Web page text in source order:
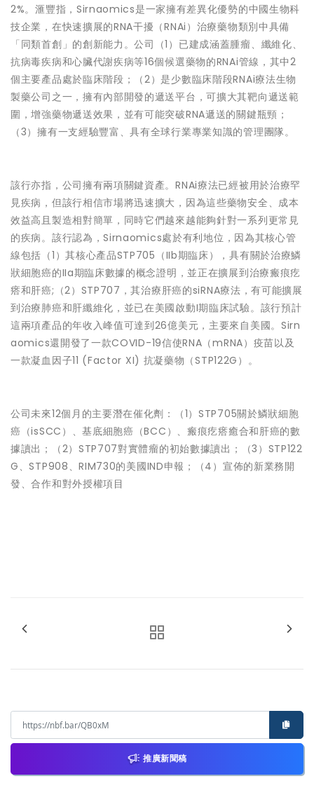
2%。滙豐指，Sirnaomics是一家擁有差異化優勢的中國生物科
技企業，在快速擴展的RNA干擾（RNAi）治療藥物類別中具備
「同類首創」的創新能力。公司（1）已建成涵蓋腫瘤、纖維化、
抗病毒疾病和心臟代謝疾病等16個候選藥物的RNAi管線，其中2
個主要產品處於臨床階段；（2）是少數臨床階段RNAi療法生物
製藥公司之一，擁有內部開發的遞送平台，可擴大其靶向遞送範
圍，增強藥物遞送效果，並有可能突破RNA遞送的關鍵瓶頸；
（3）擁有一支經驗豐富、具有全球行業專業知識的管理團隊。
該行亦指，公司擁有兩項關鍵資產。RNAi療法已經被用於治療罕
見疾病，但該行相信市場將迅速擴大，因為這些藥物安全、成本
效益高且製造相對簡單，同時它們越來越能夠針對一系列更常見
的疾病。該行認為，Sirnaomics處於有利地位，因為其核心管
線包括（1）其核心產品STP705（IIb期臨床），具有關於治療鱗
狀細胞癌的IIa期臨床數據的概念證明，並正在擴展到治療瘢痕疙
瘩和肝癌;（2）STP707，其治療肝癌的siRNA療法，有可能擴展
到治療肺癌和肝纖維化，並已在美國啟動I期臨床試驗。該行預計
這兩項產品的年收入峰值可達到26億美元，主要來自美國。Sirn
aomics還開發了一款COVID-19信使RNA（mRNA）疫苗以及
一款凝血因子11 (Factor XI) 抗凝藥物（STP122G）。
公司未來12個月的主要潛在催化劑：（1）STP705關於鱗狀細胞
癌（isSCC）、基底細胞癌（BCC）、瘢痕疙瘩癒合和肝癌的數
據讀出；（2）STP707對實體瘤的初始數據讀出；（3）STP122
G、STP908、RIM730的美國IND申報；（4）宣佈的新業務開
發、合作和對外授權項目
推廣新聞稿